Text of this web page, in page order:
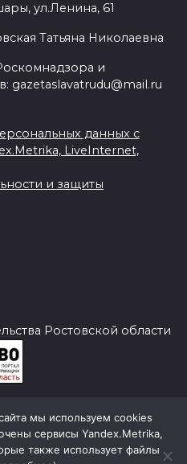
ул.Ленина, 61
Татьяна Николаевна
и
gazetaslavatrudu@mail.ru
данных с
LiveInternet,
и защиты
Ростовской области
мы используем cookies
сервисы Yandex.Metrika,
также использует файлы